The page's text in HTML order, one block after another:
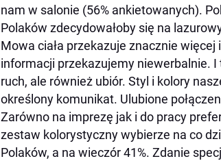
nam w salonie (56% ankietowanych).
Polaków zdecydowałoby się na
Mowa ciała przekazuje znacznie
informacji przekazujemy niewerbalnie.
ruch, ale również ubiór. Styl i kolory
określony komunikat. Ulubione
Zarówno na imprezę jak i do pracy
zestaw kolorystyczny wybierze na co
Polaków, a na wieczór 41%. Zdanie